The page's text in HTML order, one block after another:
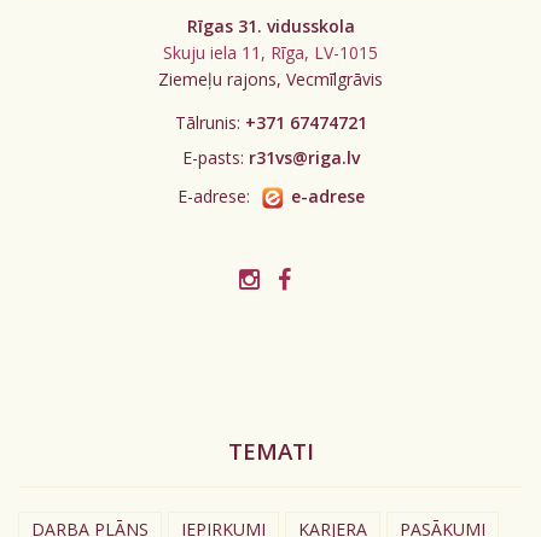
Rīgas 31. vidusskola
Skuju iela 11, Rīga, LV-1015
Ziemeļu rajons, Vecmīlgrāvis
Tālrunis: +371 67474721
E-pasts: r31vs@riga.lv
E-adrese:
e-adrese
TEMATI
DARBA PLĀNS IEPIRKUMI KARJERA PASĀKUMI